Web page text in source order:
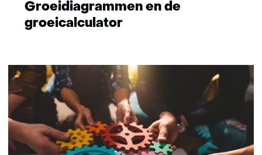
Groeidiagrammen en de
groeicalculator